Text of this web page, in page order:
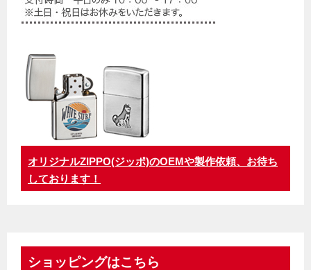
オリジナルZIPPO(ジッポ)のOEMや製作依頼、お待ち
しております！
ショッピングはこちら